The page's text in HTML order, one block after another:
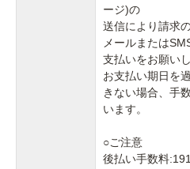
ージ)の
送信により請求
メールまたは
支払いをお願いし
お支払い期日を
きない場合、手
います。
○ご注意
後払い手数料